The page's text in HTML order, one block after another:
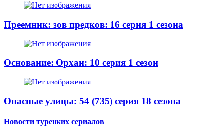
Преемник: зов предков: 16 серия 1 сезона
Основание: Орхан: 10 серия 1 сезон
Опасные улицы: 54 (735) серия 18 сезона
Новости турецких сериалов